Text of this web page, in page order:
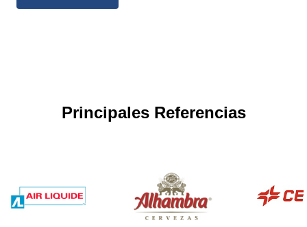
Principales Referencias